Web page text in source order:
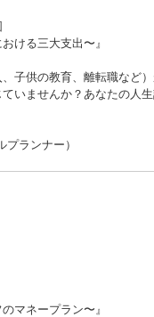
大支出〜』
子供の教育、離転職など
いませんか？あなたの人
ランナー）
ネープラン〜』